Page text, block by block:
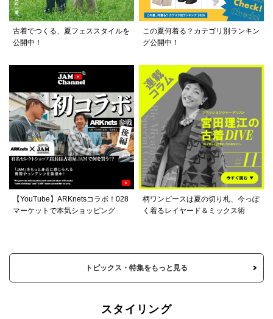
古着でつくる、夏フェススタイルを
公開中！
この夏何着る？カテゴリ別ランキン
グ公開中！
【YouTube】ARKnetsコラボ！028
マーケットで本気ショッピング
柄ワンピースは夏の切り札、今っぽ
く着るレイヤード＆ミックス術
トピックス・特集をもっと見る
スタイリング